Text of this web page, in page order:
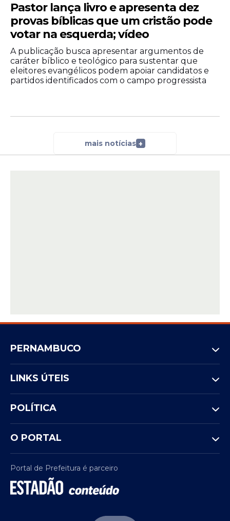
Pastor lança livro e apresenta dez
provas bíblicas que um cristão pode
votar na esquerda; vídeo
A publicação busca apresentar argumentos de
caráter bíblico e teológico para sustentar que
eleitores evangélicos podem apoiar candidatos e
partidos identificados com o campo progressista
mais notícias +
PERNAMBUCO
LINKS ÚTEIS
POLÍTICA
O PORTAL
Portal de Prefeitura é parceiro